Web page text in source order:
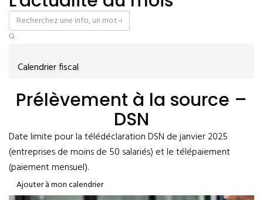
Calendrier fiscal
Prélèvement à la source –
DSN
Date limite pour la télédéclaration DSN de janvier 2025
(entreprises de moins de 50 salariés) et le télépaiement
(paiement mensuel).
Ajouter à mon calendrier